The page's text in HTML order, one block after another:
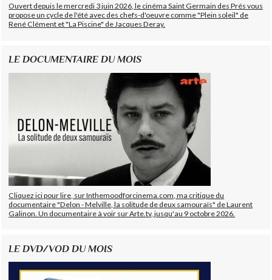
Ouvert depuis le mercredi 3 juin 2026, le cinéma Saint Germain des Prés vous
propose un cycle de l'été avec des chefs-d'oeuvre comme "Plein soleil" de
René Clément et "La Piscine" de Jacques Deray.
LE DOCUMENTAIRE DU MOIS
Cliquez ici pour lire, sur Inthemoodforcinema.com, ma critique du
documentaire "Delon - Melville, la solitude de deux samouraïs" de Laurent
Galinon. Un documentaire à voir sur Arte.tv, jusqu'au 9 octobre 2026.
LE DVD/VOD DU MOIS